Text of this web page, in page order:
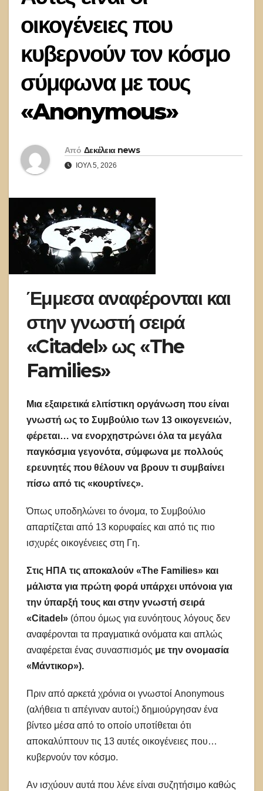
οικογένειες που
κυβερνούν τον κόσμο
σύμφωνα με τους
«Anonymous»
Από Δεκέλεια news
ΙΟΎΛ 5, 2026
Έμμεσα αναφέρονται και
στην γνωστή σειρά
«Citadel» ως «The
Families»
Μια εξαιρετικά ελιτίστικη οργάνωση που είναι
γνωστή ως το Συμβούλιο των 13 οικογενειών,
φέρεται… να ενορχηστρώνει όλα τα μεγάλα
παγκόσμια γεγονότα, σύμφωνα με πολλούς
ερευνητές που θέλουν να βρουν τι συμβαίνει
πίσω από τις «κουρτίνες».
Όπως υποδηλώνει το όνομα, το Συμβούλιο
απαρτίζεται από 13 κορυφαίες και από τις πιο
ισχυρές οικογένειες στη Γη.
Στις ΗΠΑ τις αποκαλούν «The Families» και
μάλιστα για πρώτη φορά υπάρχει υπόνοια για
την ύπαρξή τους και στην γνωστή σειρά
«Citadel» (όπου όμως για ευνόητους λόγους δεν
αναφέρονται τα πραγματικά ονόματα και απλώς
αναφέρεται ένας συνασπισμός με την ονομασία
«Mάντικορ»).
Πριν από αρκετά χρόνια οι γνωστοί Anonymous
(αλήθεια τι απέγιναν αυτοί;) δημιούργησαν ένα
βίντεο μέσα από το οποίο υποτίθεται ότι
αποκαλύπτουν τις 13 αυτές οικογένειες που…
κυβερνούν τον κόσμο.
Αν ισχύουν αυτά που λένε είναι συζητήσιμο καθώς